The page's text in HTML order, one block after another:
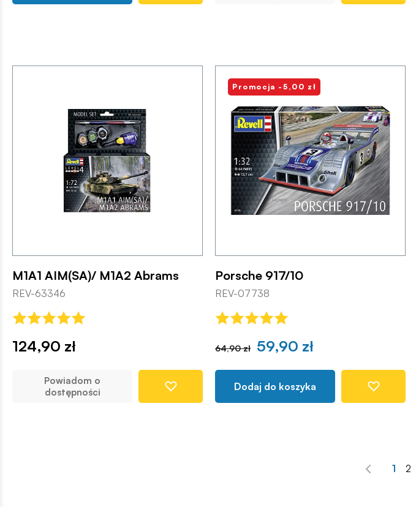
M1A1 AIM(SA)/ M1A2 Abrams
REV-63346
124,90 zł
Powiadom o
dostępności
Promocja -5,00 zł
Porsche 917/10
REV-07738
64,90 zł 59,90 zł
Dodaj do koszyka
1 2